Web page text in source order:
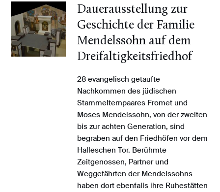
Dauerausstellung zur
Geschichte der Familie
Mendelssohn auf dem
Dreifaltigkeitsfriedhof
28 evangelisch getaufte
Nachkommen des jüdischen
Stammelternpaares Fromet und
Moses Mendelssohn, von der zweiten
bis zur achten Generation, sind
begraben auf den Friedhöfen vor dem
Halleschen Tor. Berühmte
Zeitgenossen, Partner und
Weggefährten der Mendelssohns
haben dort ebenfalls ihre Ruhestätten